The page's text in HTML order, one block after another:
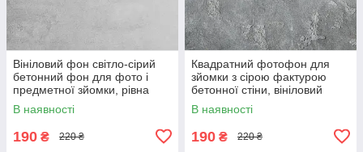
Вініловий фон світло-сірий
бетонний фон для фото і
предметної зйомки, рівна
текстура, 60x60 см, №550674
В наявності
190 ₴ 220 ₴
Квадратний фотофон для
зйомки з сірою фактурою
бетонної стіни, вініловий
60x60 см , №550152
В наявності
190 ₴ 220 ₴